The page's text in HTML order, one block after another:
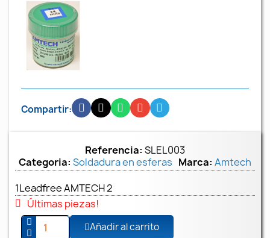
Compartir:
Referencia SLEL003
Categoria Soldadura en esferas Marca Amtech
1Leadfree AMTECH 2
Últimas piezas!
Añadir al carrito